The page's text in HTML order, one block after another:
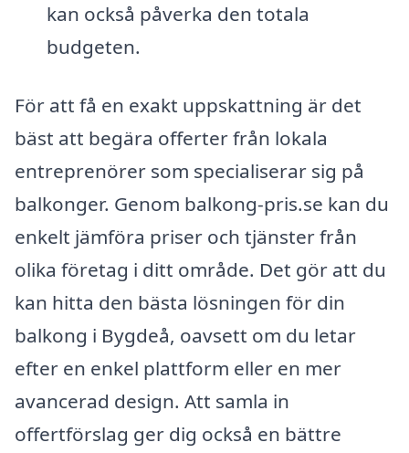
kan också påverka den totala
budgeten.
För att få en exakt uppskattning är det
bäst att begära offerter från lokala
entreprenörer som specialiserar sig på
balkonger. Genom balkong-pris.se kan du
enkelt jämföra priser och tjänster från
olika företag i ditt område. Det gör att du
kan hitta den bästa lösningen för din
balkong i Bygdeå, oavsett om du letar
efter en enkel plattform eller en mer
avancerad design. Att samla in
offertförslag ger dig också en bättre